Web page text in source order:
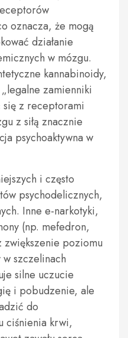
oznacza, że mogą
działanie
w mózgu.
kannabinoidy,
zamienniki
się z receptorami
z siłą znacznie
psychoaktywna w
i często
psychodelicznych,
Inne e-narkotyki,
(np. mefedron,
poziomu
szczelinach
silne uczucie
i pobudzenie, ale
do
ciśnienia krwi,